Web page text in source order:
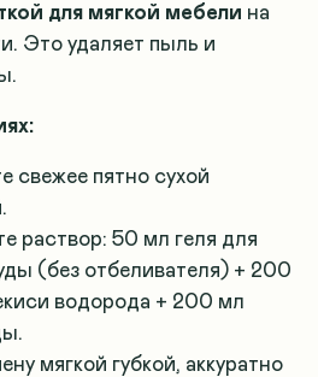
для мягкой мебели на
Это удаляет пыль и
свежее пятно сухой
раствор: 50 мл геля для
(без отбеливателя) + 200
водорода + 200 мл
мягкой губкой, аккуратно